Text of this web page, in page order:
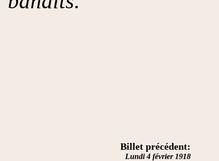
Billet précédent:
Lundi 4 février 1918